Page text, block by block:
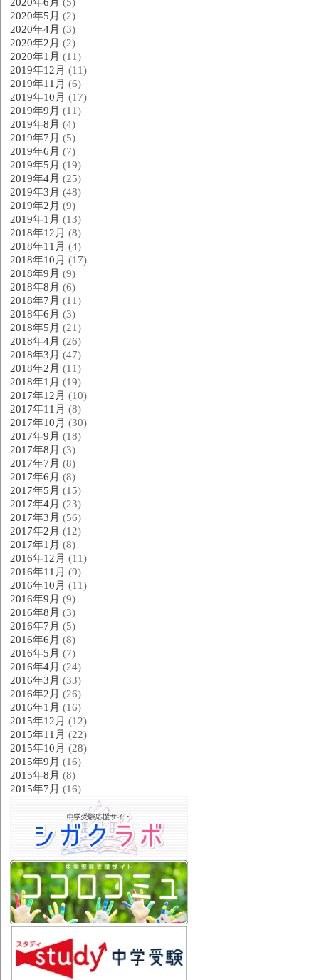
2020年5月 (2)
2020年4月 (3)
2020年2月 (2)
2020年1月 (11)
2019年12月 (11)
2019年11月 (6)
2019年10月 (17)
2019年9月 (11)
2019年8月 (4)
2019年7月 (5)
2019年6月 (7)
2019年5月 (19)
2019年4月 (25)
2019年3月 (48)
2019年2月 (9)
2019年1月 (13)
2018年12月 (8)
2018年11月 (4)
2018年10月 (17)
2018年9月 (9)
2018年8月 (6)
2018年7月 (11)
2018年6月 (3)
2018年5月 (21)
2018年4月 (26)
2018年3月 (47)
2018年2月 (11)
2018年1月 (19)
2017年12月 (10)
2017年11月 (8)
2017年10月 (30)
2017年9月 (18)
2017年8月 (3)
2017年7月 (8)
2017年6月 (8)
2017年5月 (15)
2017年4月 (23)
2017年3月 (56)
2017年2月 (12)
2017年1月 (8)
2016年12月 (11)
2016年11月 (9)
2016年10月 (11)
2016年9月 (9)
2016年8月 (3)
2016年7月 (5)
2016年6月 (8)
2016年5月 (7)
2016年4月 (24)
2016年3月 (33)
2016年2月 (26)
2016年1月 (16)
2015年12月 (12)
2015年11月 (22)
2015年10月 (28)
2015年9月 (16)
2015年8月 (8)
2015年7月 (16)